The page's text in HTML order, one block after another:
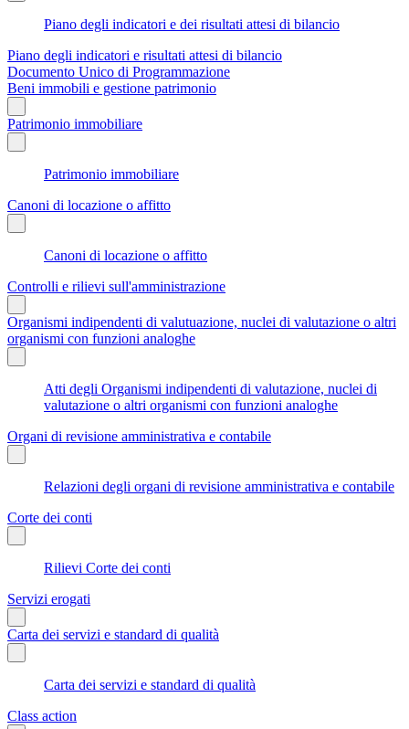
Piano degli indicatori e dei risultati attesi di bilancio
Piano degli indicatori e risultati attesi di bilancio
Documento Unico di Programmazione
Beni immobili e gestione patrimonio
Patrimonio immobiliare
Patrimonio immobiliare
Canoni di locazione o affitto
Canoni di locazione o affitto
Controlli e rilievi sull'amministrazione
Organismi indipendenti di valutuazione, nuclei di valutazione o altri
organismi con funzioni analoghe
Atti degli Organismi indipendenti di valutazione, nuclei di
valutazione o altri organismi con funzioni analoghe
Organi di revisione amministrativa e contabile
Relazioni degli organi di revisione amministrativa e contabile
Corte dei conti
Rilievi Corte dei conti
Servizi erogati
Carta dei servizi e standard di qualità
Carta dei servizi e standard di qualità
Class action